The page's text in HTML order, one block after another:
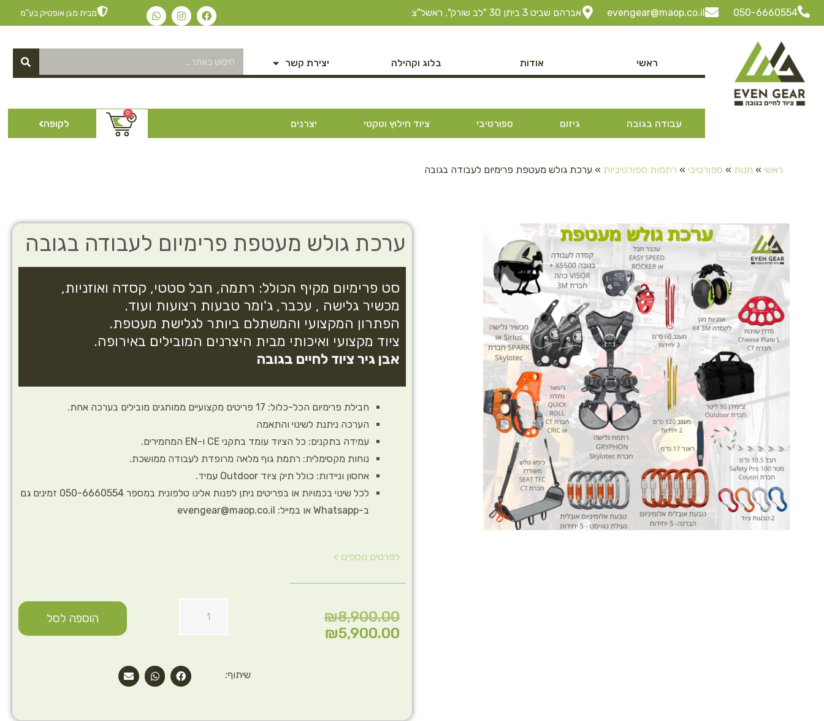
050-6660554
evengear@maop.co.il אברהם שביט 3 ביתן 30 "לב שורק", ראשל"צ מבית מגן אופטיק בע"מ
ראשי אודות בלוג וקהילה יצירת קשר
עבודה בגובה גיזום ספורטיבי ציוד חילוץ וטקטי יצרנים
0
לקופה
ראשי » חנות » ספורטיבי » רתמות ספורטיביות » ערכת גולש מעטפת פרימיום לעבודה בגובה
ערכת גולש מעטפת פרימיום לעבודה בגובה
סט פרימיום מקיף הכולל: רתמה, חבל סטטי, קסדה ואוזניות,
מכשיר גלישה , עכבר, ג'ומר טבעות רצועות ועוד.
הפתרון המקצועי והמשתלם ביותר לגלישת מעטפת.
ציוד מקצועי ואיכותי מבית היצרנים המובילים באירופה.
אבן גיר ציוד לחיים בגובה
חבילת פרימיום הכל-כלול: 17 פריטים מקצועיים ממותגים מובילים בערכה אחת.
הערכה ניתנת לשינוי והתאמה
עמידה בתקנים: כל הציוד עומד בתקני CE ו-EN המחמירים.
נוחות מקסימלית: רתמת גוף מלאה מרופדת לעבודה ממושכת.
אחסון וניידות: כולל תיק ציוד Outdoor עמיד.
לכל שינוי בכמויות או בפריטים ניתן לפנות אלינו טלפונית במספר 050-6660554 זמינים גם
ב-Whatsapp או במייל: evengear@maop.co.il
לפרטים נוספים >
הוספה לסל ₪8,900.00
₪5,900.00
שיתוף: